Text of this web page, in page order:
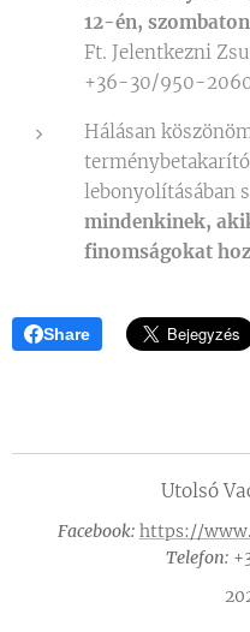
12-én,
Ft. Jelentkezni
+36-30/950-
Hálásan
terménybetakarító
lebonyolításában
mindenkinek,
finomságokat
Share
Utolsó
Facebook: https://
Telefon: